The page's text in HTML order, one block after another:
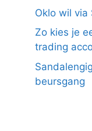
Oklo wil via
Zo kies je
trading
beursgang